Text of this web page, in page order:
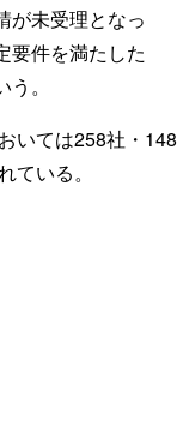
が未受理となっ
要件を満たした
。
いては258社・
ている。